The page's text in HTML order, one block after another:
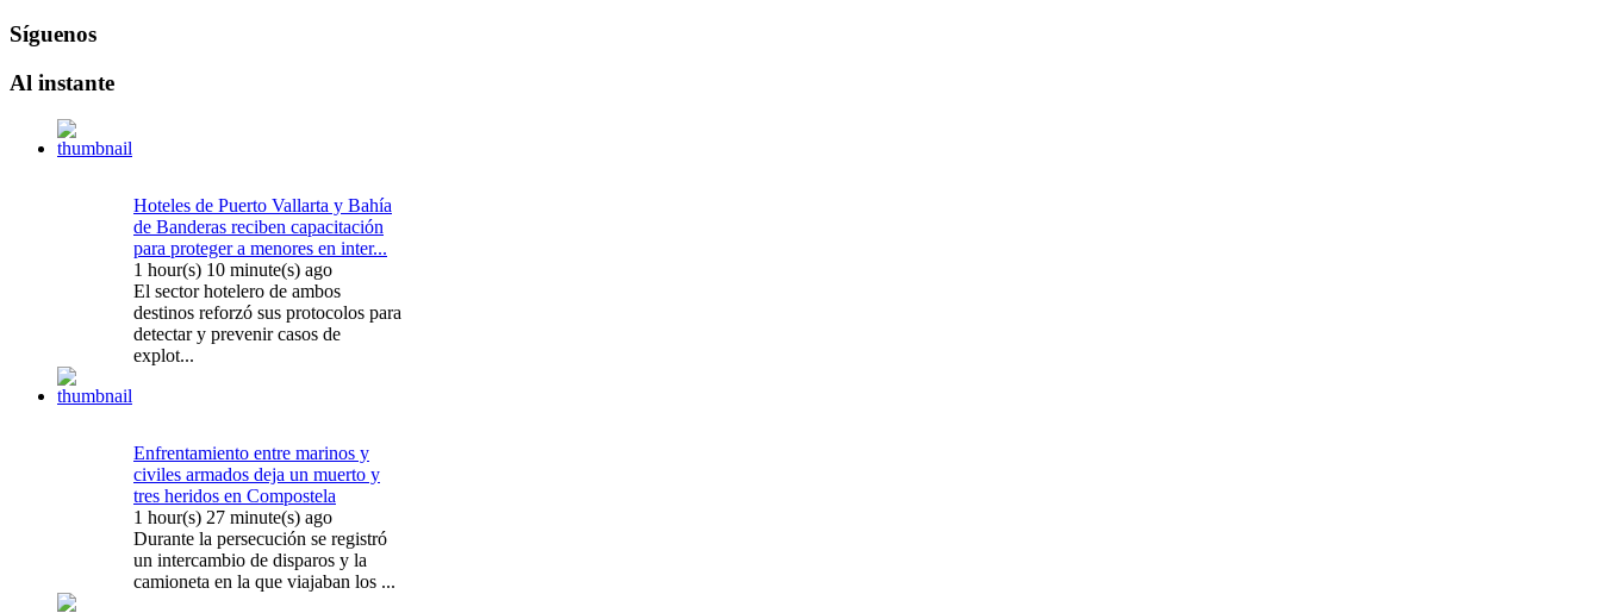
Síguenos
Al instante
Hoteles de Puerto Vallarta y Bahía
de Banderas reciben capacitación
para proteger a menores en inter...
1 hour(s) 10 minute(s) ago
El sector hotelero de ambos
destinos reforzó sus protocolos para
detectar y prevenir casos de
explot...
Enfrentamiento entre marinos y
civiles armados deja un muerto y
tres heridos en Compostela
1 hour(s) 27 minute(s) ago
Durante la persecución se registró
un intercambio de disparos y la
camioneta en la que viajaban los ...